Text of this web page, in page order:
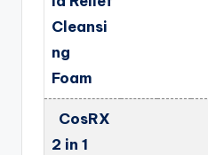
Cleansi
ng
Foam
CosRX
2 in 1